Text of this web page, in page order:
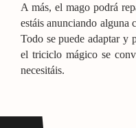
A más, el mago podrá
estáis anunciando alguna
Todo se puede adaptar y
el triciclo mágico se
necesitáis.